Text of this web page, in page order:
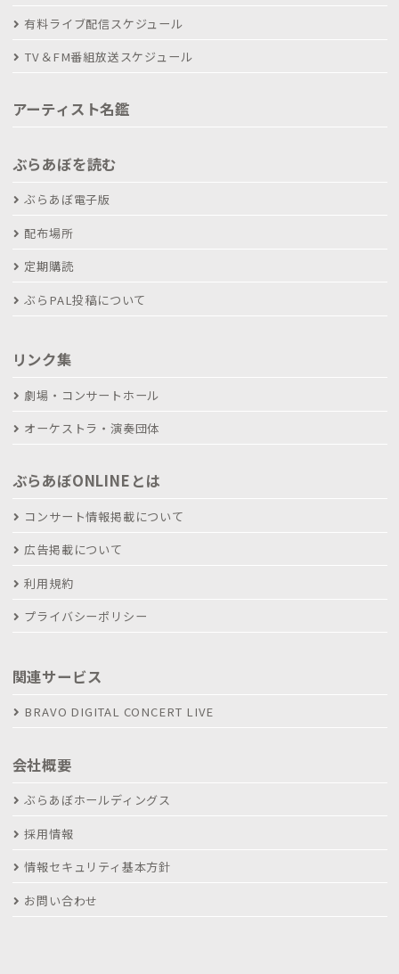
有料ライブ配信スケジュール
TV＆FM番組放送スケジュール
アーティスト名鑑
ぶらあぼを読む
ぶらあぼ電子版
配布場所
定期購読
ぶらPAL投稿について
リンク集
劇場・コンサートホール
オーケストラ・演奏団体
ぶらあぼONLINEとは
コンサート情報掲載について
広告掲載について
利用規約
プライバシーポリシー
関連サービス
BRAVO DIGITAL CONCERT LIVE
会社概要
ぶらあぼホールディングス
採用情報
情報セキュリティ基本方針
お問い合わせ